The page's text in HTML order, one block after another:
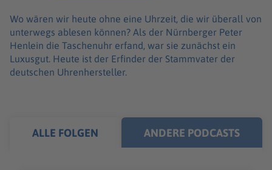
Wo wären wir heute ohne eine Uhrzeit, die wir überall von
unterwegs ablesen können? Als der Nürnberger Peter
Henlein die Taschenuhr erfand, war sie zunächst ein
Luxusgut. Heute ist der Erfinder der Stammvater der
deutschen Uhrenhersteller.
ALLE FOLGEN ANDERE PODCASTS